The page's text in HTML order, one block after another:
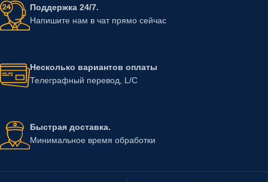
Поддержка 24/7.
Напишите нам в чат прямо сейчас
Несколько вариантов оплаты
Телеграфный перевод, L/C
Быстрая доставка.
Минимальное время обработки